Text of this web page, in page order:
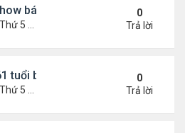
bán vé giá "trên trời"
Thứ 5 Tháng 7 30, 2026 6:51 pm
0
Trả lời
tuổi bị soi nhan sắc khi
Thứ 5 Tháng 7 30, 2026 6:37 pm
0
Trả lời